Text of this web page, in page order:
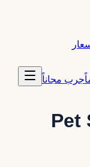
جرب مجاناً
Pet